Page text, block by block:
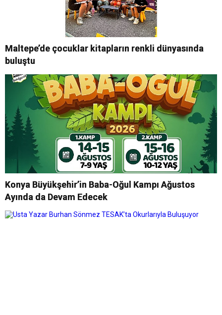
Maltepe’de çocuklar kitapların renkli dünyasında
buluştu
Konya Büyükşehir’in Baba-Oğul Kampı Ağustos
Ayında da Devam Edecek